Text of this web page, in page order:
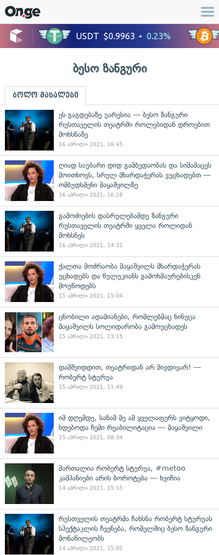
ბესო ზანგური
ბოლო მასალები
ეს გაგდებაზე უარესია — ბესო ზანგური
რუსთაველის თეატრში როლებიდან დროებით
მოხსნაზე
16 აპრილი 2021, 16:45
ღიად საუბარი დიდ გამბედაობას და სიმამაცეს
მოითხოვს, სრულ მხარდაჭერას ვუცხადებთ —
ომბუდსმენი მაყაშვილზე
16 აპრილი 2021, 16:28
გამოძიების დასრულებამდე ზანგური
რუსთაველის თეატრში ყველა როლიდან
მოხსნეს
16 აპრილი 2021, 14:31
ქალთა მოძრაობა მაყაშვილს მხარდაჭერას
უცხადებს და წულუკიანს გამოხმაურებისკენ
მოუწოდებს
15 აპრილი 2021, 15:04
ცნობილი ადამიანები, რომლებმაც ნინუცა
მაყაშვილს სოლიდარობა გამოუცხადეს
15 აპრილი 2021, 13:15
დამშვიდდით, თეატრიდან არ მივდივარ! —
რობერტ სტურუა
15 აპრილი 2021, 11:49
იმ დღემდე, სანამ მე ამ ყველაფერს ვიტყოდი,
ხდებოდა ჩემი რეაბილიტაცია — მაყაშვილი
15 აპრილი 2021, 08:34
მართალია რობერტ სტურუა, #metoo
კამპანიები არის ბოროტება — ხვიჩია
14 აპრილი 2021, 15:15
რუსთველის თეატრმა ჩახსნა რობერტ სტურუას
სპექტაკლის ჩვენება, რომელშიც ბესო ზანგური
მონაწილეობს
14 აპრილი 2021, 15:05